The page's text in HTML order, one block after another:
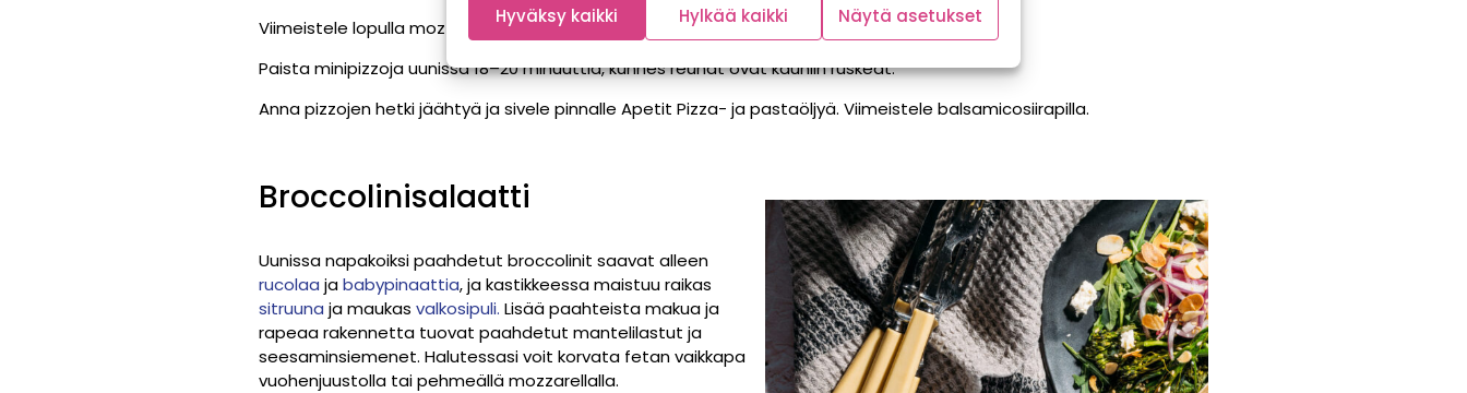
Hyväksy kaikki Hylkää kaikki Näytä asetukset
Viimeistele lopulla mozzarellalla ja asettele uunipellille leivinpaperin päälle.
Paista minipizzoja uunissa 18–20 minuuttia, kunnes reunat ovat kauniin ruskeat.
Anna pizzojen hetki jäähtyä ja sivele pinnalle Apetit Pizza- ja pastaöljyä. Viimeistele balsamicosiirapilla.
Broccolinisalaatti
Uunissa napakoiksi paahdetut broccolinit saavat alleen
rucolaa jababypinaattia, ja kastikkeessa maistuu raikas
sitruuna ja maukas valkosipuli. Lisää paahteista makua ja
rapeaa rakennetta tuovat paahdetut mantelilastut ja
seesaminsiemenet. Halutessasi voit korvata fetan vaikkapa
vuohenjuustolla tai pehmeällä mozzarellalla.